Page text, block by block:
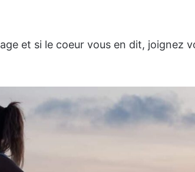
et si le coeur vous en dit, joignez